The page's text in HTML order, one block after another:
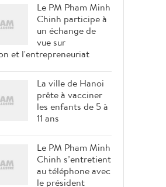
Le PM Pham Minh
Chinh participe à
un échange de
vue sur
et l'entrepreneuriat
La ville de Hanoi
prête à vacciner
les enfants de 5 à
11 ans
Le PM Pham Minh
Chinh s’entretient
au téléphone avec
le président